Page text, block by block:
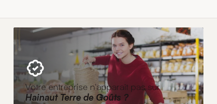
Votre entreprise n'apparaît pas sur
Hainaut Terre de Goûts ?